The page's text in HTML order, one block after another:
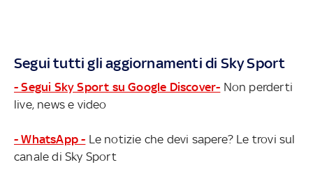
Segui tutti gli aggiornamenti di Sky Sport
- Segui Sky Sport su Google Discover- Non perderti
live, news e video
- WhatsApp - Le notizie che devi sapere? Le trovi sul
canale di Sky Sport